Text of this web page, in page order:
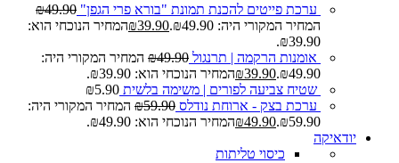
ערכת פייטים להכנת תמונת "בורא פרי הגפן" ₪49.90
המחיר המקורי היה: ₪49.90.
₪39.90
המחיר הנוכחי הוא:
₪39.90.
אומנות הרקמה | תרנגול
₪49.90
המחיר המקורי היה:
₪49.90.
₪39.90
המחיר הנוכחי הוא: ₪39.90.
שטיח צביעה לפורים | משימה בלשית
₪5.90
ערכת בצק - ארוחת נודלס
₪59.90
המחיר המקורי היה:
₪59.90.
₪49.90
המחיר הנוכחי הוא: ₪49.90.
יודאיקה
כיסוי טליתות